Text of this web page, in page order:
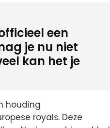
een
je nu niet
kan het je
houding
royals. Deze